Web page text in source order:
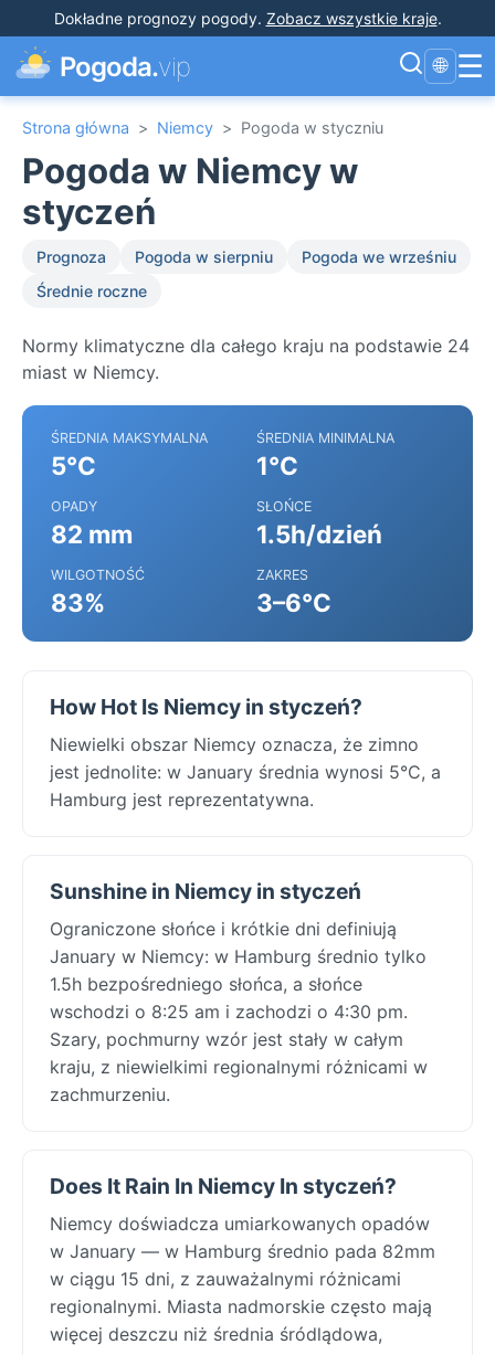
Dokładne prognozy pogody. Zobacz wszystkie kraje.
Pogoda.vip 🌐 ☰
Strona główna > Niemcy > Pogoda w styczniu
Pogoda w Niemcy w
styczeń
Prognoza Pogoda w sierpniu
Pogoda we wrześniu
Średnie roczne
Normy klimatyczne dla całego kraju na podstawie 24
miast w Niemcy.
ŚREDNIA MAKSYMALNA
5°C
ŚREDNIA MINIMALNA
1°C
OPADY
82 mm
SŁOŃCE
1.5h/dzień
WILGOTNOŚĆ
83%
ZAKRES
3–6°C
How Hot Is Niemcy in styczeń?
Niewielki obszar Niemcy oznacza, że zimno
jest jednolite: w January średnia wynosi 5°C, a
Hamburg jest reprezentatywna.
Sunshine in Niemcy in styczeń
Ograniczone słońce i krótkie dni definiują
January w Niemcy: w Hamburg średnio tylko
1.5h bezpośredniego słońca, a słońce
wschodzi o 8:25 am i zachodzi o 4:30 pm.
Szary, pochmurny wzór jest stały w całym
kraju, z niewielkimi regionalnymi różnicami w
zachmurzeniu.
Does It Rain In Niemcy In styczeń?
Niemcy doświadcza umiarkowanych opadów
w January — w Hamburg średnio pada 82mm
w ciągu 15 dni, z zauważalnymi różnicami
regionalnymi. Miasta nadmorskie często mają
więcej deszczu niż średnia śródlądowa,